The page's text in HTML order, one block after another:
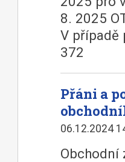
8. 2025
V případě
372
Přáni a
06.12.2024
Obchodní